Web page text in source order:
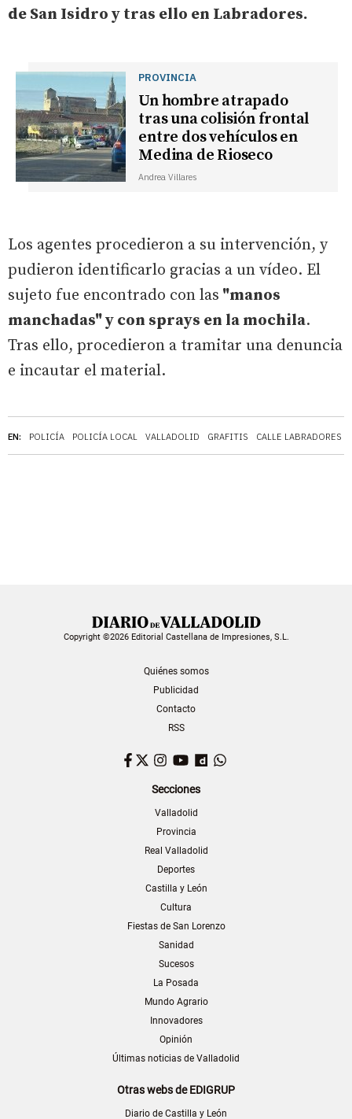
EN: POLICÍA POLICÍA LOCAL VALLADOLID GRAFITIS CALLE LABRADORES
de San Isidro y tras ello en Labradores.
PROVINCIA
Un hombre atrapado
tras una colisión frontal
entre dos vehículos en
Medina de Rioseco
Andrea Villares
Los agentes procedieron a su intervención, y
pudieron identificarlo gracias a un vídeo. El
sujeto fue encontrado con las "manos
manchadas" y con sprays en la mochila.
Tras ello, procedieron a tramitar una denuncia
e incautar el material.
Copyright ©2026 Editorial Castellana de Impresiones, S.L.
Quiénes somos
Publicidad
Contacto
RSS
Facebook
TwitterInstagram
YouTubeDailymotion
Secciones
Valladolid
Provincia
Real Valladolid
Deportes
Castilla y León
Cultura
Fiestas de San Lorenzo
Sanidad
Sucesos
La Posada
Mundo Agrario
Innovadores
Opinión
Últimas noticias de Valladolid
Otras webs de EDIGRUP
Diario de Castilla y León